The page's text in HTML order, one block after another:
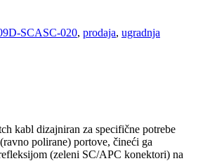
SCASC-020, prodaja, ugradnja
kabl dizajniran za specifične potrebe
polirane) portove, čineći ga
(zeleni SC/APC konektori) na